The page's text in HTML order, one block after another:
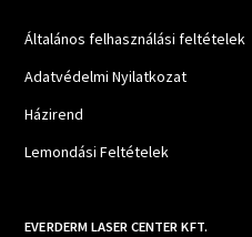
Általános felhasználási feltételek
Adatvédelmi Nyilatkozat
Házirend
Lemondási Feltételek
EVERDERM LASER CENTER KFT.